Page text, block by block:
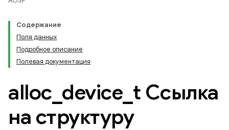
Содержание
Поля данных
Подробное описание
Полевая документация
alloc device t Ссылка
на структуру